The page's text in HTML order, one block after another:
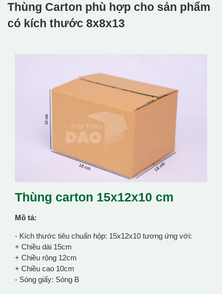
Thùng Carton phù hợp cho sản phẩm
có kích thước 8x8x13
Thùng carton 15x12x10 cm
Mô tả:
- Kích thước tiêu chuẩn hộp: 15x12x10 tương ứng với:
+ Chiều dài 15cm
+ Chiều rộng 12cm
+ Chiều cao 10cm
- Sóng giấy: Sóng B